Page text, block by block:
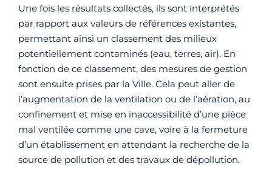
Une fois les résultats collectés, ils sont interprétés
par rapport aux valeurs de références existantes,
permettant ainsi un classement des milieux
potentiellement contaminés (eau, terres, air). En
fonction de ce classement, des mesures de gestion
sont ensuite prises par la Ville. Cela peut aller de
l’augmentation de la ventilation ou de l’aération, au
confinement et mise en inaccessibilité d’une pièce
mal ventilée comme une cave, voire à la fermeture
d’un établissement en attendant la recherche de la
source de pollution et des travaux de dépollution.